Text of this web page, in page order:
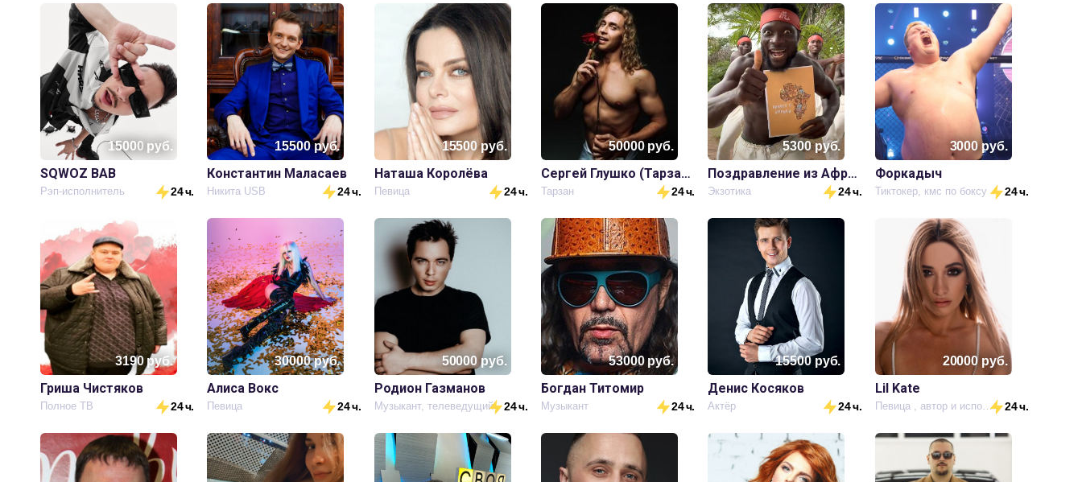
15000 руб.
SQWOZ BAB
Рэп-исполнитель 24 ч.
15500руб.
Константин Маласаев
Никита USB 24 ч.
15500руб.
Наташа Королёва
Певица 24 ч.
50000руб.
Сергей Глушко (Тарзан)
Тарзан 24 ч.
5300руб.
Поздравление из Африки
Экзотика 24 ч.
3000руб.
Форкадыч
Тиктокер, кмс по боксу 24 ч.
3190руб.
Гриша Чистяков
Полное ТВ 24 ч.
30000руб.
Алиса Вокс
Певица 24 ч.
50000 руб.
Родион Газманов
Музыкант, телеведущий 24 ч.
53000руб.
Богдан Титомир
Музыкант 24 ч.
15500руб.
Денис Косяков
Актёр 24 ч.
20000руб.
Lil Kate
Певица , автор и исполнитель 24 ч.